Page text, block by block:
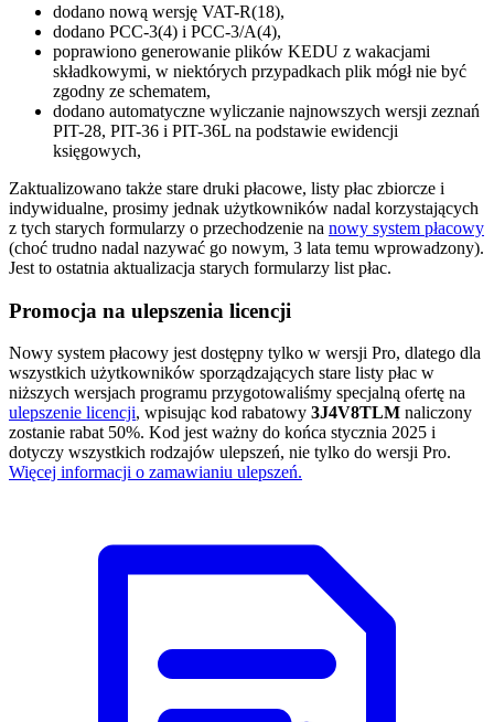
dodano nową wersję VAT-R(18),
dodano PCC-3(4) i PCC-3/A(4),
poprawiono generowanie plików KEDU z wakacjami
składkowymi, w niektórych przypadkach plik mógł nie być
zgodny ze schematem,
dodano automatyczne wyliczanie najnowszych wersji zeznań
PIT-28, PIT-36 i PIT-36L na podstawie ewidencji
księgowych,
Zaktualizowano także stare druki płacowe, listy płac zbiorcze i
indywidualne, prosimy jednak użytkowników nadal korzystających
z tych starych formularzy o przechodzenie na nowy system płacowy
(choć trudno nadal nazywać go nowym, 3 lata temu wprowadzony).
Jest to ostatnia aktualizacja starych formularzy list płac.
Promocja na ulepszenia licencji
Nowy system płacowy jest dostępny tylko w wersji Pro, dlatego dla
wszystkich użytkowników sporządzających stare listy płac w
niższych wersjach programu przygotowaliśmy specjalną ofertę na
ulepszenie licencji, wpisując kod rabatowy 3J4V8TLM naliczony
zostanie rabat 50%. Kod jest ważny do końca stycznia 2025 i
dotyczy wszystkich rodzajów ulepszeń, nie tylko do wersji Pro.
Więcej informacji o zamawianiu ulepszeń.